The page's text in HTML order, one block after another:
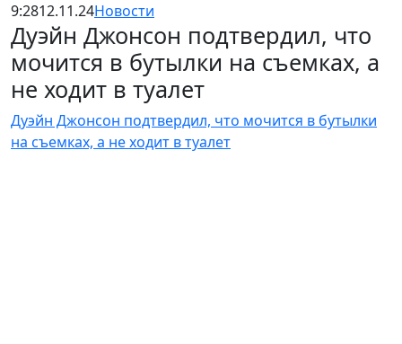
9:2812.11.24Новости
Дуэйн Джонсон подтвердил, что
мочится в бутылки на съемках, а
не ходит в туалет
Дуэйн Джонсон подтвердил, что мочится в бутылки
на съемках, а не ходит в туалет